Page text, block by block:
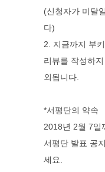
(신청자가 미달
다)
2. 지금까지 부
리뷰를 작성하
외됩니다.
*서평단의 약속
2018년 2월 7일
서평단 발표 공
세요.